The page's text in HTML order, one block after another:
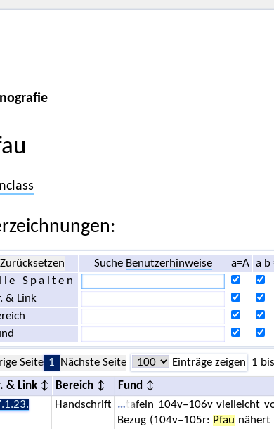
Zurücksetzen Suche Benutzerhinweise a=A a b
Spalten
& Link
Seite 1 Nächste Seite Einträge zeigen 1
& Link Bereich
Fund
Handschrift
tafeln 104v–106v vielleicht
Bezug (104v–105r: Pfau nähert